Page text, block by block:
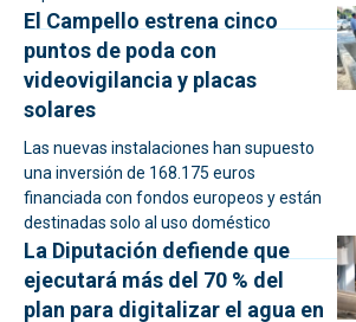
El Campello estrena cinco
puntos de poda con
videovigilancia y placas
solares
Las nuevas instalaciones han supuesto
una inversión de 168.175 euros
financiada con fondos europeos y están
destinadas solo al uso doméstico
La Diputación defiende que
ejecutará más del 70 % del
plan para digitalizar el agua en